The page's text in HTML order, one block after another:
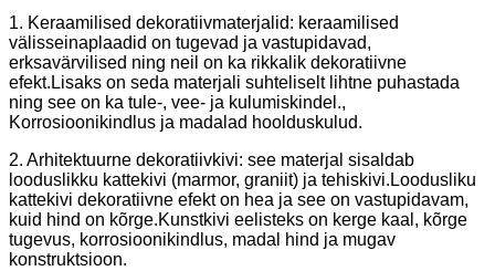
1. Keraamilised dekoratiivmaterjalid: keraamilised
välisseinaplaadid on tugevad ja vastupidavad,
erksavärvilised ning neil on ka rikkalik dekoratiivne
efekt.Lisaks on seda materjali suhteliselt lihtne puhastada
ning see on ka tule-, vee- ja kulumiskindel.,
Korrosioonikindlus ja madalad hoolduskulud.
2. Arhitektuurne dekoratiivkivi: see materjal sisaldab
looduslikku kattekivi (marmor, graniit) ja tehiskivi.Loodusliku
kattekivi dekoratiivne efekt on hea ja see on vastupidavam,
kuid hind on kõrge.Kunstkivi eelisteks on kerge kaal, kõrge
tugevus, korrosioonikindlus, madal hind ja mugav
konstruktsioon.